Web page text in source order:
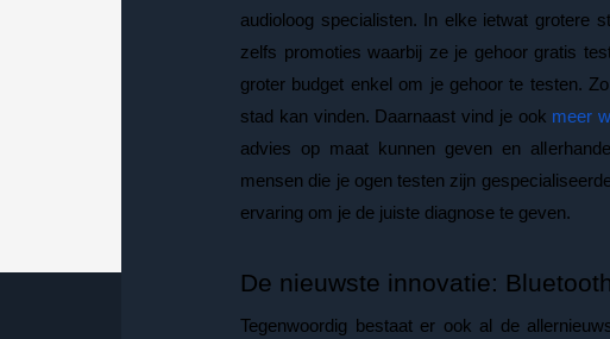
audioloog specialisten. In elke ietwat grotere
zelfs promoties waarbij ze je gehoor gratis
groter budget enkel om je gehoor te testen.
stad kan vinden. Daarnaast vind je ook meer
advies op maat kunnen geven en
mensen die je ogen testen zijn
ervaring om je de juiste diagnose te geven.
De nieuwste innovatie: Bluetooth
Tegenwoordig bestaat er ook al de